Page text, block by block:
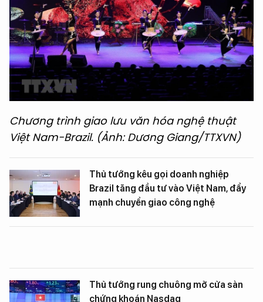
Chương trình giao lưu văn hóa nghệ thuật
Việt Nam-Brazil. (Ảnh: Dương Giang/TTXVN)
Thủ tướng kêu gọi doanh nghiệp
Brazil tăng đầu tư vào Việt Nam, đẩy
mạnh chuyển giao công nghệ
Thủ tướng rung chuông mở cửa sàn
chứng khoán Nasdaq